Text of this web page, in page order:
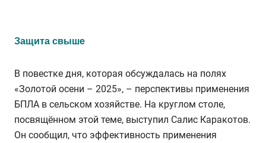
Защита свыше
В повестке дня, которая обсуждалась на полях
«Золотой осени – 2025», – перспективы применения
БПЛА в сельском хозяйстве. На круглом столе,
посвящённом этой теме, выступил Салис Каракотов.
Он сообщил, что эффективность применения